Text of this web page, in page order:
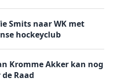
Smits naar WK met
hockeyclub
Kromme Akker kan nog
Raad